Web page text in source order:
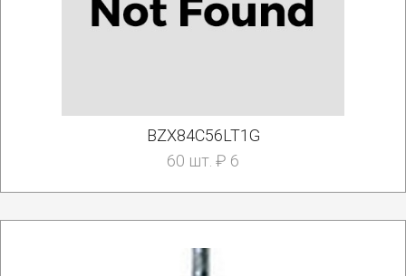
BZX84C56LT1G
60 шт. ₽ 6